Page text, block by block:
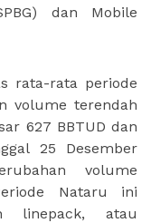
dan Mobile
rata-rata periode
volume terendah
627 BBTUD dan
25 Desember
volume
Nataru ini
linepack, atau